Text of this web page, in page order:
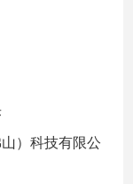
）科技有限公